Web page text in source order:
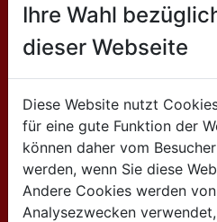
CONTACTO
HOLZMANN MASCHINEN
Marktplatz 4 / 4170 Haslach
Tel:+43 7289 / 71562-0
Ihre Wahl
dieser Webseite
Diese Website nutzt
für eine gute Funktion der
können daher vom
werden, wenn Sie diese
Andere Cookies werden
Analysezwecken